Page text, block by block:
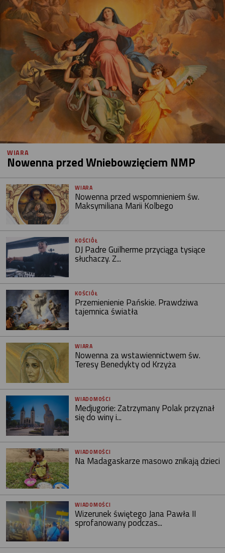
WIARA
Nowenna przed Wniebowzięciem NMP
WIARA
Nowenna przed wspomnieniem św.
Maksymiliana Marii Kolbego
KOŚCIÓŁ
DJ Padre Guilherme przyciąga tysiące
słuchaczy. Z...
KOŚCIÓŁ
Przemienienie Pańskie. Prawdziwa
tajemnica światła
WIARA
Nowenna za wstawiennictwem św.
Teresy Benedykty od Krzyża
WIADOMOŚCI
Medjugorie: Zatrzymany Polak przyznał
się do winy i...
WIADOMOŚCI
Na Madagaskarze masowo znikają dzieci
WIADOMOŚCI
Wizerunek świętego Jana Pawła II
sprofanowany podczas...